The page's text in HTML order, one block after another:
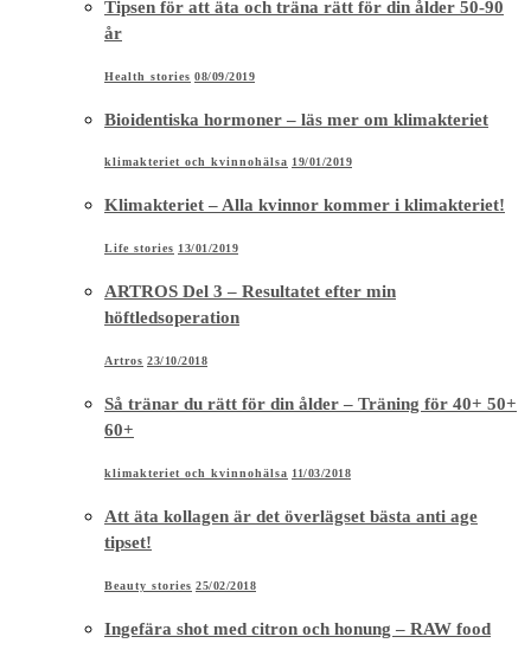
Tipsen för att äta och träna rätt för din ålder 50-90
år
Health stories 08/09/2019
Bioidentiska hormoner – läs mer om klimakteriet
klimakteriet och kvinnohälsa 19/01/2019
Klimakteriet – Alla kvinnor kommer i klimakteriet!
Life stories 13/01/2019
ARTROS Del 3 – Resultatet efter min
höftledsoperation
Artros 23/10/2018
Så tränar du rätt för din ålder – Träning för 40+ 50+
60+
klimakteriet och kvinnohälsa 11/03/2018
Att äta kollagen är det överlägset bästa anti age
tipset!
Beauty stories 25/02/2018
Ingefära shot med citron och honung – RAW food